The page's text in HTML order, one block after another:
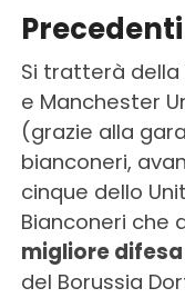
Si tratterà
e Manchester
(grazie alla
bianconeri,
cinque dello
Bianconeri che
migliore
del Borussia